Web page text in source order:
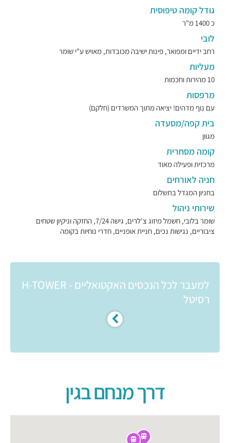
גודל קומה טיפוסית
כ 1400 מ"ר
לובי
רחב ידיים ומפואר, פינות ישיבה מכובדות, מאויש ע"י שומר
מעליות
10 מהירות וחכמות
מרפסות
עם נוף מדהים! יציאה מתוך המשרדים (חלקם)
בית קפה/מסעדה
מגוון
קומה מסחרית
מרכזית ופעילה מאוד
חניה לאורחים
בחניון המגדל בתשלום
שירותי ניהול
שומר בלובי, חשמל מיזוג צ'לרים, גישה 7/24, החזקה וניקיון שטחים
ציבוריים, נגישות נכים, חניית אופניים, חדרי נוחיות בקומה
למעבר לכל הנכסים האקטואליים - H-TOWER
רסיטל
דרך מנחם בגין